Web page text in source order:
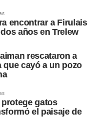
encontrar a Firulais
años en Trelew
rescataron a
que cayó a un pozo
gatos
el paisaje de